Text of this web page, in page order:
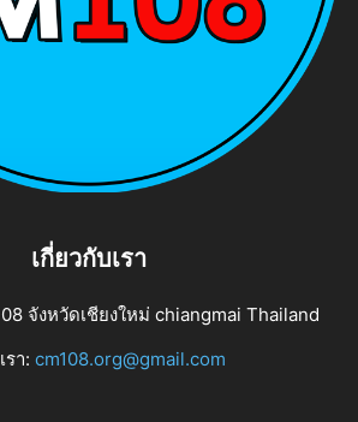
เกี่ยวกับเรา
จังหวัดเชียงใหม่ chiangmai Thailand
รา: cm108.org@gmail.com